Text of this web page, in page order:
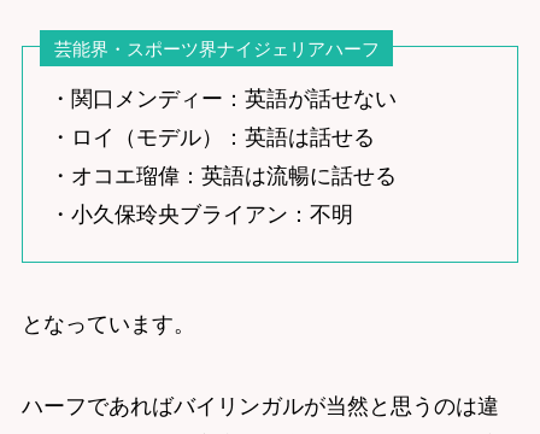
芸能界・スポーツ界ナイジェリアハーフ
・関口メンディー：英語が話せない
・ロイ（モデル）：英語は話せる
・オコエ瑠偉：英語は流暢に話せる
・小久保玲央ブライアン：不明
となっています。
ハーフであればバイリンガルが当然と思うのは違